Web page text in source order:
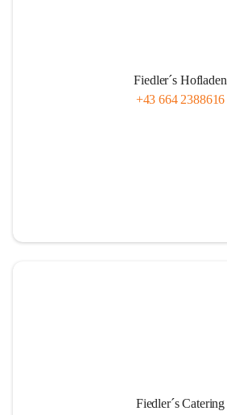
Fiedler´s Hofladen
+43 664 2388616
Fiedler´s Catering